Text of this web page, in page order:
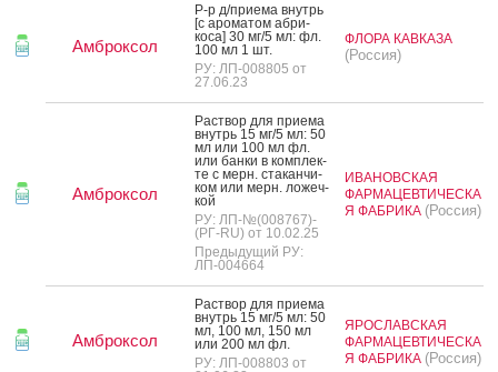
Амброксол
Р-р д/при­ема внутрь
[с аро­матом аб­ри­
коса] 30 мг/5 мл: фл.
100 мл 1 шт.
РУ: ЛП-008805 от
27.06.23
ФЛОРА КАВКАЗА
(Россия)
Амброксол
Рас­твор для при­ема
внутрь 15 мг/5 мл: 50
мл или 100 мл фл.
или бан­ки в ком­плек­
те с мерн. ста­кан­чи­
ком или мерн. ло­жеч­
кой
РУ: ЛП-№(008767)-
(РГ-RU) от 10.02.25
Предыдущий РУ:
ЛП-004664
ИВАНОВСКАЯ
ФАРМАЦЕВТИЧЕСКА
Я ФАБРИКА (Россия)
Амброксол
Рас­твор для при­ема
внутрь 15 мг/5 мл: 50
мл, 100 мл, 150 мл
или 200 мл фл.
РУ: ЛП-008803 от
ЯРОСЛАВСКАЯ
ФАРМАЦЕВТИЧЕСКА
Я ФАБРИКА (Россия)